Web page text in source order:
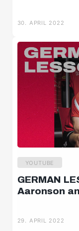
30. APRIL 2022
YOUTUBE
GERMAN
Aaronson
29. APRIL 2022